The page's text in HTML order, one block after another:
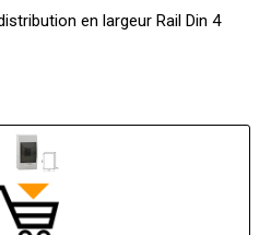
en largeur Rail Din 4